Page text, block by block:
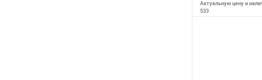
Актуальную цену и
533